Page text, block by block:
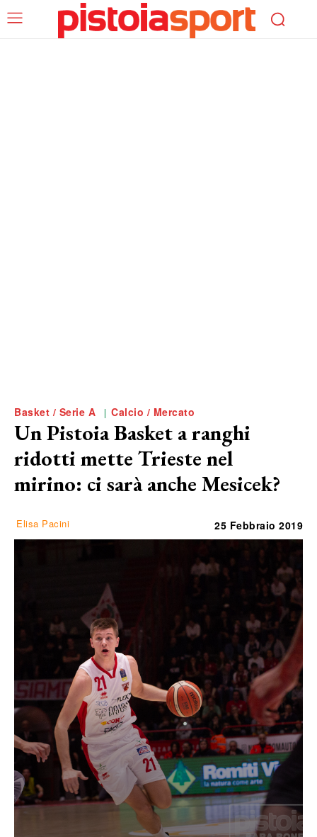
Basket / Serie A Calcio / Mercato
Un Pistoia Basket a ranghi
ridotti mette Trieste nel
mirino: ci sarà anche Mesicek?
Elisa Pacini 25 Febbraio 2019